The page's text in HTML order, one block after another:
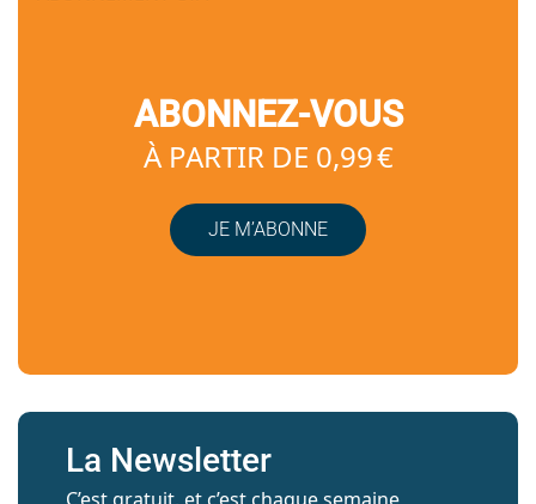
ABONNEZ-VOUS
À PARTIR DE 0,99 €
JE M’ABONNE
La Newsletter
C’est gratuit, et c’est chaque semaine